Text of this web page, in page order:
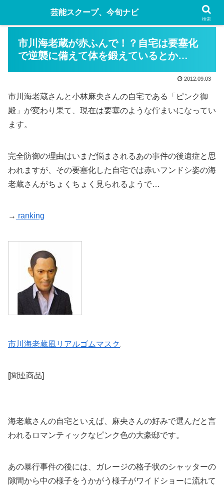
市川海老蔵が赤ふんで！？自宅は要塞化
で逆襲に備えて体を鍛えているとか…
2012.09.03
市川海老蔵さんと小林麻央さんの自宅である「ピンク御
殿」が変わり果て、現在は要塞のような佇まいになってい
ます。
完全防御の理由はいまだ悩まされるあの事件の後遺症と思
われますが、その要塞化した自宅では赤いフンドシ姿の海
老蔵さんがちょくちょく見られるようで…
→ ranking
市川海老蔵風リアルゴムマスク
[関連商品]
海老蔵さんの自宅といえば、麻央さんの好みで選んだと言
われるロマンティックなピンク色の大豪邸です。
あの暴行事件の後には、ガレージの格子状のシャッターの
隙間から中の様子をうかがう様子がワイドショーに流れて
芸能スクープ、今旬ナビ
検索